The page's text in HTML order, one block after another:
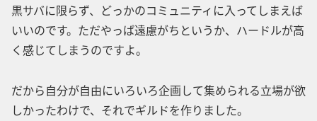
黒サバに限らず、どっかのコミュニティに入ってしまえば
いいのです。ただやっぱ遠慮がちというか、ハードルが高
く感じてしまうのですよ。
だから自分が自由にいろいろ企画して集められる立場が欲
しかったわけで、それでギルドを作りました。